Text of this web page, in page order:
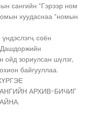
сангийн “Гэрээр ном
хуудаснаа “номын
соён
Дашдоржийн
ойд зориулсан шүлэг,
байгууллаа.
АРХИВ-БИЧИГ